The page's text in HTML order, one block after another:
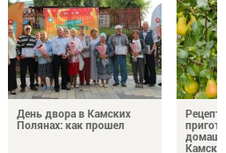
День двора в Камских
Полянах: как прошел